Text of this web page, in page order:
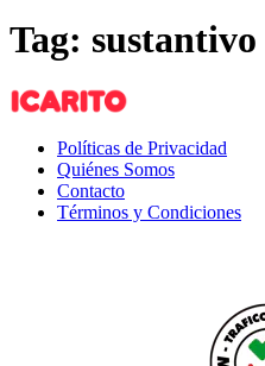
Tag: sustantivo
Políticas de Privacidad
Quiénes Somos
Contacto
Términos y Condiciones